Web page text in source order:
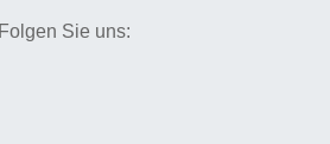
Folgen Sie uns: